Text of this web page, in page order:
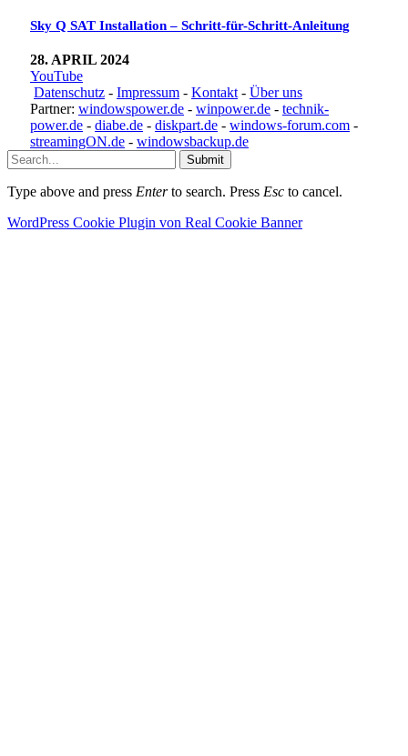
Sky Q SAT Installation – Schritt-für-Schritt-Anleitung
28. APRIL 2024
YouTube
Datenschutz - Impressum - Kontakt - Über uns
Partner: windowspower.de - winpower.de - technik-
power.de - diabe.de - diskpart.de - windows-forum.com -
streamingON.de - windowsbackup.de
Submit
Type above and press Enterto search. Press Esc to cancel.
WordPress Cookie Plugin von Real Cookie Banner